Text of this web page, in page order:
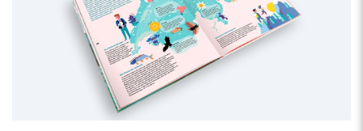
Nicola Carpi
Zusammen mit Dina Christ gründete er 2010 das grafische
Atelier CinCin Konzept und Gestaltung.
Sie arbeiten in Zürich und Bern.